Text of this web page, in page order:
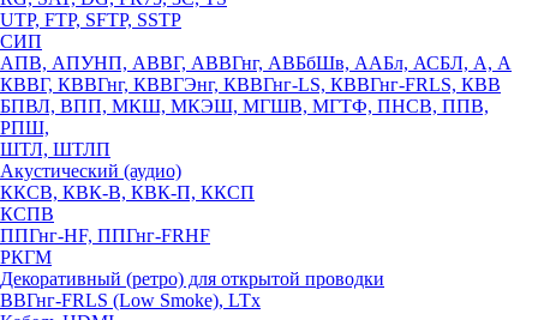
UTP, FTP, SFTP, SSTP
СИП
АПВ, АПУНП, АВВГ, АВВГнг, АВБбШв, ААБл, АСБЛ, А, А
КВВГ, КВВГнг, КВВГЭнг, КВВГнг-LS, КВВГнг-FRLS, КВВ
БПВЛ, ВПП, МКШ, МКЭШ, МГШВ, МГТФ, ПНСВ, ППВ,
РПШ,
ШТЛ, ШТЛП
Акустический (аудио)
ККСВ, КВК-В, КВК-П, ККСП
КСПВ
ППГнг-HF, ППГнг-FRHF
РКГМ
Декоративный (ретро) для открытой проводки
ВВГнг-FRLS (Low Smoke), LTx